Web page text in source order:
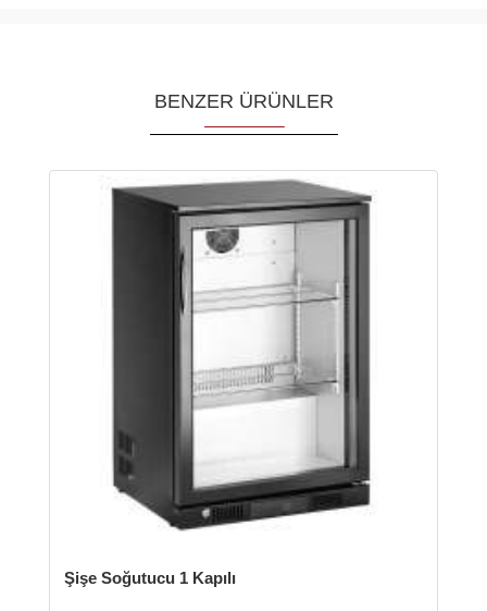
BENZER ÜRÜNLER
Soğutucu 1 Kapılı